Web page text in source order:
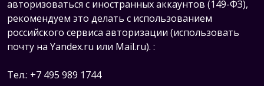
авторизоваться с иностранных аккаунтов (149-ФЗ),
рекомендуем это делать с использованием
российского сервиса авторизации (использовать
почту на Yandex.ru или Mail.ru). :
Тел.: +7 495 989 1744